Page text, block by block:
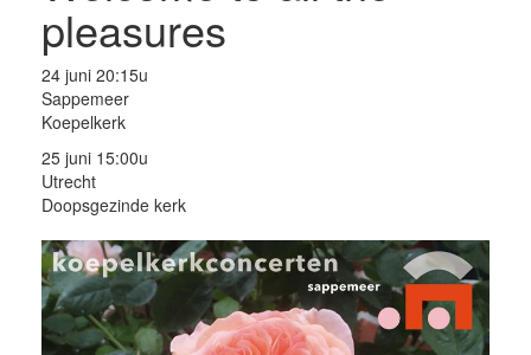
pleasures
24 juni 20:15u
Sappemeer
Koepelkerk
25 juni 15:00u
Utrecht
Doopsgezinde kerk